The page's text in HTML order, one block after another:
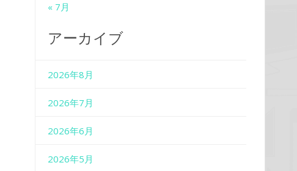
« 7月
アーカイブ
2026年8月
2026年7月
2026年6月
2026年5月